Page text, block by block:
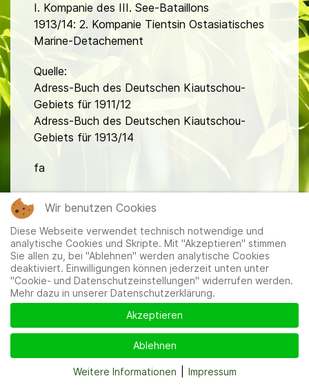
I. Kompanie des III. See-Bataillons
1913/14: 2. Kompanie Tientsin Ostasiatisches
Marine-Detachement
Quelle:
Adress-Buch des Deutschen Kiautschou-
Gebiets für 1911/12
Adress-Buch des Deutschen Kiautschou-
Gebiets für 1913/14
fa
Mitglieder|Impressum|Datenschutzerklärung|Cookie-
und Datenschutzeinstellungen
Wir benutzen Cookies
Diese Webseite verwendet technisch notwendige und
analytische Cookies und Skripte. Mit "Akzeptieren" stimmen
Sie allen zu, bei "Ablehnen" werden analytische Cookies
deaktiviert. Einwilligungen können jederzeit unten unter
"Cookie- und Datenschutzeinstellungen" widerrufen werden.
Mehr dazu in unserer Datenschutzerklärung.
Akzeptieren
Ablehnen
Weitere Informationen Impressum